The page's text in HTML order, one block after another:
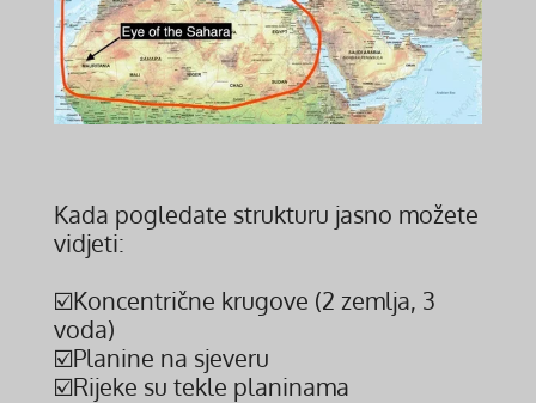
Kada pogledate strukturu jasno možete
vidjeti:
☑️Koncentrične krugove (2 zemlja, 3
voda)
☑️Planine na sjeveru
☑️Rijeke su tekle planinama